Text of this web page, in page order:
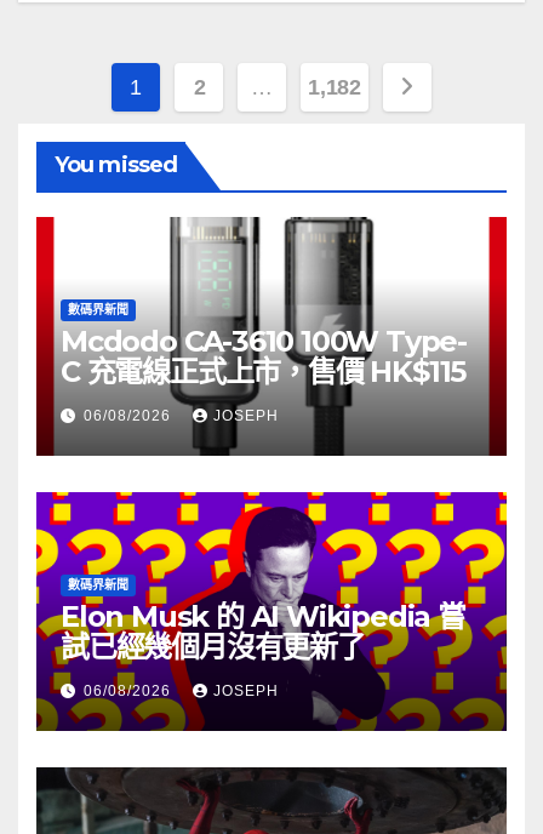
文
章
分
1 2 … 1,182
You missed
數碼界新聞
Mcdodo CA-3610 100W Type-
C 充電線正式上市，售價 HK$115
06/08/2026 JOSEPH
數碼界新聞
Elon Musk 的 AI Wikipedia 嘗
試已經幾個月沒有更新了
06/08/2026 JOSEPH